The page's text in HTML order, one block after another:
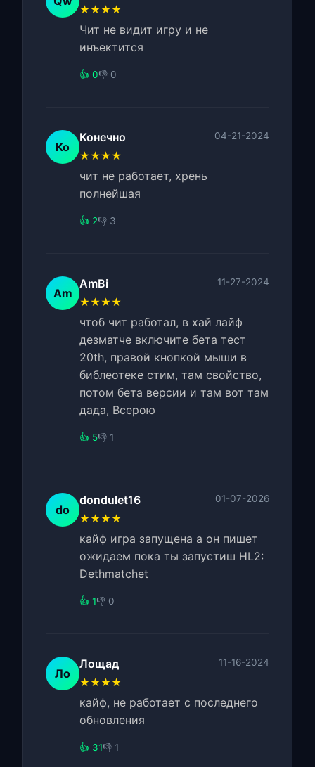
★★★★
Чит не видит игру и не
инъектится
👍 0👎 0
Ко
Конечно 04-21-2024
★★★★
чит не работает, хрень
полнейшая
👍 2👎 3
Am
AmBi 11-27-2024
★★★★
чтоб чит работал, в хай лайф
дезматче включите бета тест
20th, правой кнопкой мыши в
библеотеке стим, там свойство,
потом бета версии и там вот там
дада, Всерою
👍 5👎 1
do
dondulet16 01-07-2026
★★★★
кайф игра запущена а он пишет
ожидаем пока ты запустиш HL2:
Dethmatchet
👍 1👎 0
Ло
Лощад 11-16-2024
★★★★
кайф, не работает с последнего
обновления
👍 31👎 1